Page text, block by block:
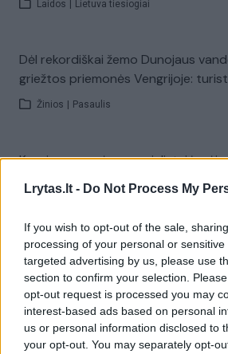
Lrytas.lt - Do Not Process My
If you wish to opt-out of the sale,
processing of your personal or
targeted advertising by us, please use
section to confirm your selection.
opt-out request is processed you may
interest-based ads based on personal
us or personal information disclosed to
your opt-out. You may separately opt-
Laidos Lietuva tiesiogiai
Dėl rekordiškai žemo Dunojaus
griežtos priemonės Vengrijoje:
Žinios Pasaulis
Kuprines pasvėrę specialistai
Visi įrašai
Žiūrimiausi